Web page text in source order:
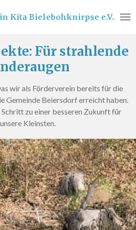
Kita Bielebohknirpse e.V.
Für strahlende
wir als Förderverein bereits für die
Gemeinde Beiersdorf erreicht haben.
zu einer besseren Zukunft für
unsere Kleinsten.